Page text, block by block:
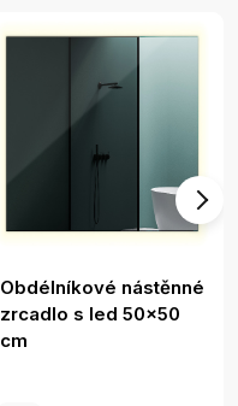
Obdélníkové nástěnné
zrcadlo s led 50x50
cm